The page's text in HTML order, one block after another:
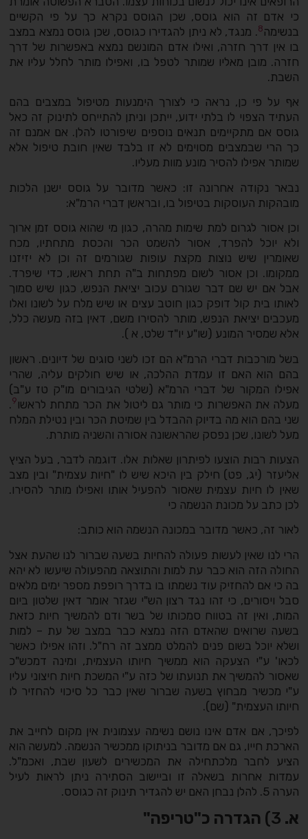
כי אדם זה הוא גוסס, שכן הגוסס נקרא כך על פי הקשיים
בנשימה 8. מנגד, לא ניתן להגדירו כגוסס, שכן גוסס נמצא במצב
בו אין דרך חזרה, ואילו אדם המונשם נמצא באפשרות של דרך
חזרה. מובן מאליו שמותר לטפל בו, ואפילו מותר לחלל עליו את
השבת.
אף על פי כן, נראה כי לצורך הימנעות מטיפול במצבים בהם
העתיד הצפוי לו בלתי ידוע, ייתכן וניתן להתייחס לתינוק זה כאל
גוסס אם מתקיימים תנאים נוספים שיפורטו להלן. אם אמנם זה
כך הרי שבמצבים מסוימים לא זו בלבד שאין חובת טיפול אלא
שמותר אפילו להסיר מונע מוות מעליו.
נבאר נקודה אחרונה זו: כאשר מדובר על גוסס ישנן הלכות
מובהקות העוסקות בטיפול בו, ובראשן דברי הרמ"א:
וכן אסור לגרום למת שימות מהרה, כגון מי שהוא גוסס זמן ארוך
ולא יוכל להפרד, אסור להשמט הכר והכסת מתחתיו, מכח
שאומרין שיש נוצות מקצת עופות שגורמים זה וכן לא יזיזנו
ממקומו. וכן אסור לשום מפתחות ב"ה תחת ראשו, כדי שיפרד.
אבל אם יש שם דבר שגורם עכוב יציאת הנפש, כגון שיש סמוך
לאותו בית קול דופק כגון חוטב עצים או שיש מלח על לשונו ואלו
מעכבים יציאת הנפש, מותר להסירו משם, דאין בזה מעשה כלל,
אלא שמסיר המונע (שו"ע יו"ד שלט, א ).
בשל מורכבות דברי הרמ"א הם זכו לשני סוגים של דיונים. ראשון
בהם הוא האם זו עמדת ההלכה, או שיש חולקים עליה, שהרי
אפילו המקור של דברי הרמ"א (שלטי הגיבורים מו"ק טז ע"ב)
מעלה את האפשרות כי מותר גם ליטול את הכר מתחת לראשו 9
.
שני בהם הוא מה בדיוק ההבדל בין שמיטת הכר ובין נטילת המלח
מעל לשונו, שכן נפסק שהראשונה אסורה והשניה מותרת.
הצעות רבות הוצעו לפיתרון שאלות אלו. דוגמה לדבר, בעל הציץ
אליעזר (יג, פט) חילק בין היכא שיש לו "חיות עצמית" ובין מצב
שאין לו חיות עצמית שאסור להפעיל אותו ואפילו מותר להסירו.
לכן כתב על מכונת הנשמה כי
לאור זה, כאשר מדובר במכונה הנשמה הוא כותב:
הרי לנו שאין לעשות פעולה להחיות בשעה שברור לנו שהעת אצל
החולה הזה הוא כבר עת למות והתוצאה מהפעולה שיעשו לא יהא
בה כי אם להחזיק עוד נשמתו בו בדרך רופפת מספר ימים מלאים
סבל ויסורים, כי זהו נגד רצון הש"י שגזר אומר דאין שלטון ביום
המות, ואין זה בטווח סמכותו של בשר ודם להמשיך חיות כזאת
בשעה שרואים שהאדם הזה נמצא כבר במצב של עת – למות
ושלא יוכל בשום פנים להמלט ממצב זה רח"ל. וזהו אפילו כאשר
לכאו' ע"י הצעקה הוא ממשיך חיותו העצמית, ומינה דמכש"כ
שאסור להמשיך את תנועתו של כזה ע"י המשכת חיות חיצוני עליו
ע"י מכשיר מבחוץ בשעה שברור שאין כבר כל סיכוי להחזיר לו
חיותו העצמית" (שם).
לפיכך, אם אדם אינו נושם נשימה עצמונית אין מקום לחייב את
הארכת חייו, גם אם מדובר בניתוקו ממכשיר הנשמה. למעשה הוא
הציע לחבר מלכתחילה את המכשירים לשעון שבת, ואכמ"ל.
עמדות אחרות בשאלה זו וביישוב הסתירה ניתן לראות לעיל
הערה 5. להלן נבחן האם יש להגדיר תינוק זה כגוסס.
א. 3) הגדרה כ"טריפה"